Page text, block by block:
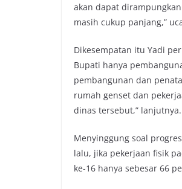
akan dapat
masih cukup panjang,”
Dikesempatan itu Yadi
Bupati hanya
pembangunan dan
rumah genset dan
dinas tersebut,” lanjutnya.
Menyinggung soal
lalu, jika pekerjaan fisik
ke-16 hanya sebesar 66